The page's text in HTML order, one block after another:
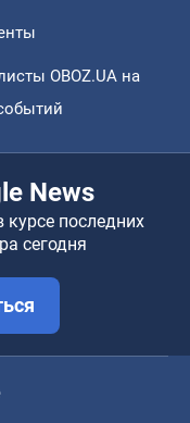
OBOZ.UA на
News
последних
сегодня